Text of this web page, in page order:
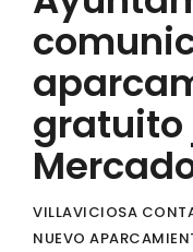
gratuito
VILLAVICIOSA
NUEVO